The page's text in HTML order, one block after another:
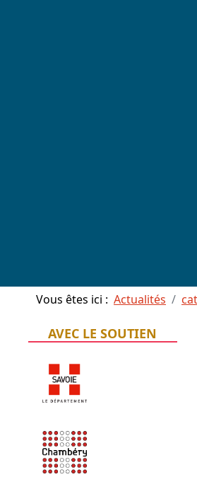
Vous êtes ici : Actualités
AVEC LE SOUTIEN